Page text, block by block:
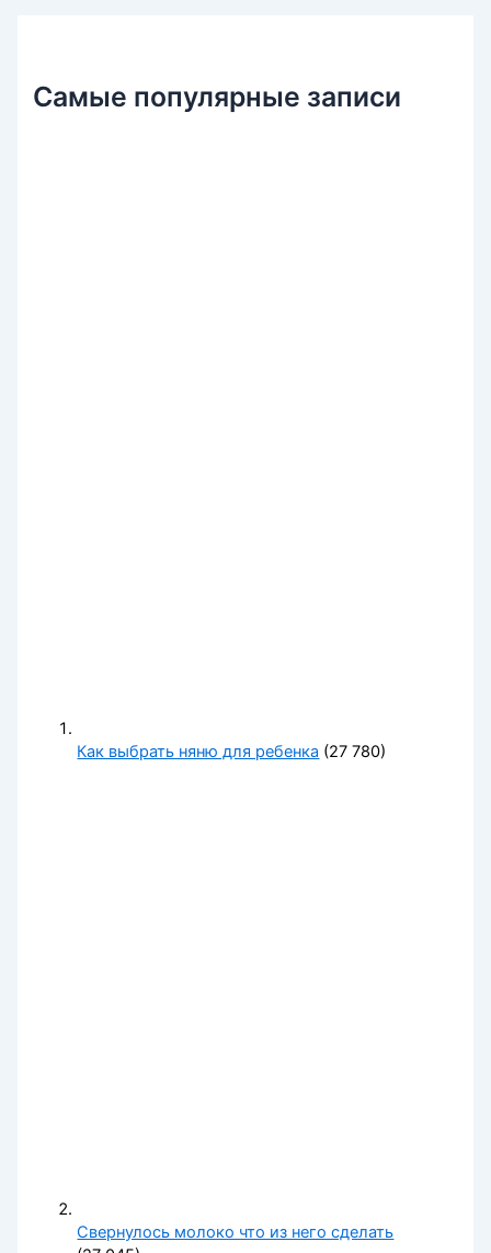
Самые популярные записи
Как выбрать няню для ребенка (27 780)
Свернулось молоко что из него сделать